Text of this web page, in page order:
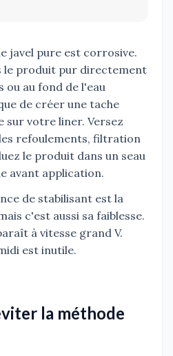
javel pure est corrosive.
le produit pur directement
ou au fond de l'eau
de créer une tache
sur votre liner. Versez
refoulements, filtration
le produit dans un seau
avant application.
de stabilisant est la
c'est aussi sa faiblesse.
à vitesse grand V.
est inutile.
la méthode